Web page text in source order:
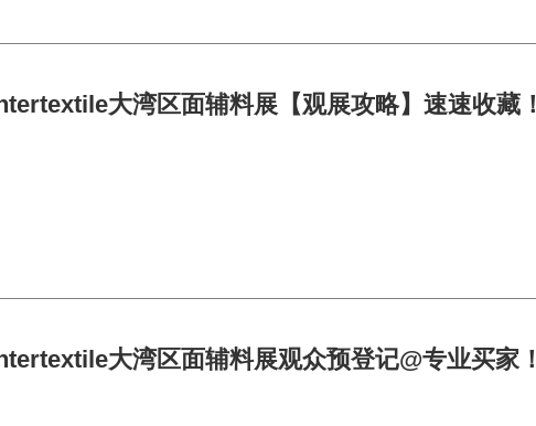
大湾区面辅料展【观展攻略】速速收藏！
大湾区面辅料展观众预登记@专业买家！